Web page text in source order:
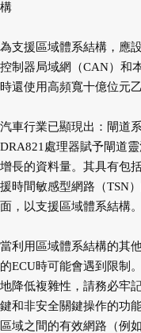
構
為支援區域體系結構，應
控制器局域網（CAN）和
時還使用高頻寬十億位元
汽車行業已顯現出：閘道
DRA821處理器賦予閘道
增長的資料量。其具有包
援時間敏感型網路（TSN
面，以支援區域體系結構。
當利用區域體系結構的其
的ECU時可能會遇到限制
地降低複雜性，請務必牢
鍵和非安全關鍵操作的功
區域之間的有效網路（例